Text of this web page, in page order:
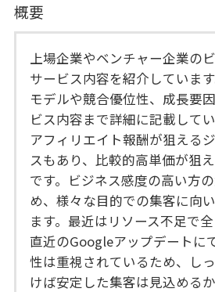
概要
上場企業やベンチャー企業の
サービス内容を紹介していま
モデルや競合優位性、成長要
ビス内容まで詳細に記載して
アフィリエイト報酬が狙える
スもあり、比較的高単価が狙
です。ビジネス感度の高い方
め、様々な目的での集客に向
ます。最近はリソース不足で全
直近のGoogleアップデートに
性は重視されているため、し
けば安定した集客は見込めるか